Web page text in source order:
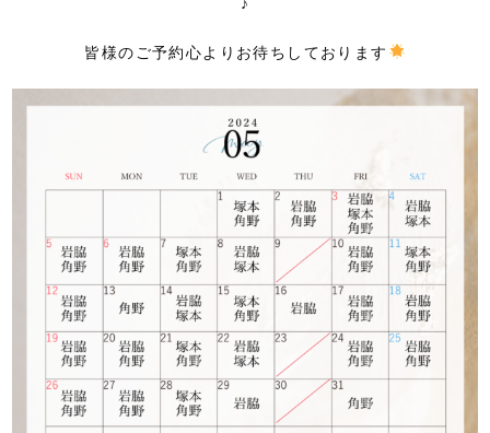
皆様のご予約心よりお待ちしております